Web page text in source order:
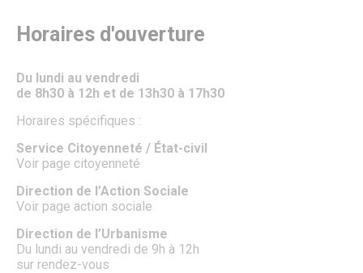
Forum des Associations
Fête de la science à Senlis
Foire médiévale de Senlis
Feu d’artifice
La Fête des Voisins
La Maison des Loisirs
Le Salon du Jardin
Le Sentier des Faubourgs de Senlis
Le cinéma
Pass’ famille
Vie associative
Associations
Procédure de demande de subvention
Horaires d'ouverture
Du lundi au vendredi
de 8h30 à 12h et de 13h30 à 17h30
Horaires spécifiques :
Service Citoyenneté / État-civil
Voir page citoyenneté
Direction de l’Action Sociale
Voir page action sociale
Direction de l’Urbanisme
Du lundi au vendredi de 9h à 12h
sur rendez-vous